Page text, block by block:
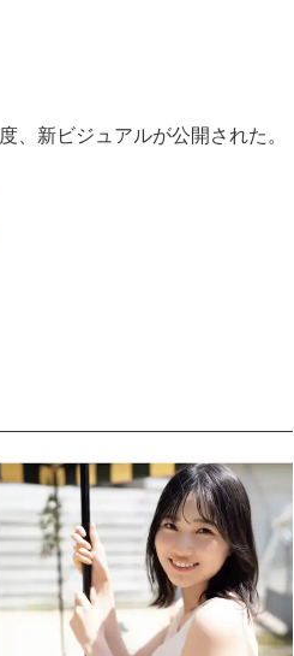
新ビジュアルが公開された。